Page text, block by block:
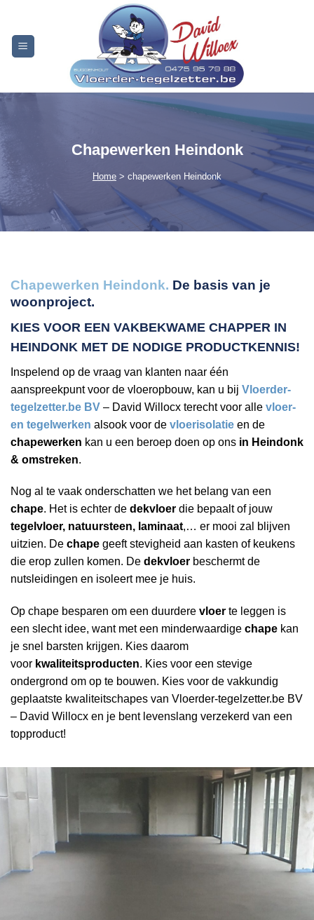
content
Chapewerken Heindonk
Home > chapewerken Heindonk
Chapewerken Heindonk. De basis van je
woonproject.
KIES VOOR EEN VAKBEKWAME CHAPPER IN
HEINDONK MET DE NODIGE PRODUCTKENNIS!
Inspelend op de vraag van klanten naar één
aanspreekpunt voor de vloeropbouw, kan u bij Vloerder-
tegelzetter.be BV – David Willocx terecht voor alle vloer-
en tegelwerken alsook voor de vloerisolatie en de
chapewerken kan u een beroep doen op ons in Heindonk
& omstreken.
Nog al te vaak onderschatten we het belang van een
chape. Het is echter de dekvloer die bepaalt of jouw
tegelvloer, natuursteen, laminaat,… er mooi zal blijven
uitzien. De chape geeft stevigheid aan kasten of keukens
die erop zullen komen. De dekvloer beschermt de
nutsleidingen en isoleert mee je huis.
Op chape besparen om een duurdere vloer te leggen is
een slecht idee, want met een minderwaardige chape kan
je snel barsten krijgen. Kies daarom
voor kwaliteitsproducten. Kies voor een stevige
ondergrond om op te bouwen. Kies voor de vakkundig
geplaatste kwaliteitschapes van Vloerder-tegelzetter.be BV
– David Willocx en je bent levenslang verzekerd van een
topproduct!